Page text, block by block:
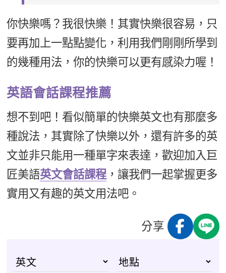
你快樂嗎？我很快樂！其實快樂很容易，只
要再加上一點點變化，利用我們剛剛所學到
的幾種用法，你的快樂可以更有感染力喔！
英語會話課程推薦
想不到吧！看似簡單的快樂英文也有那麼多
種說法，其實除了快樂以外，還有許多的英
文並非只能用一種單字來表達，歡迎加入巨
匠美語英文會話課程 ，讓我們一起掌握更多
實用又有趣的英文用法吧。
分享